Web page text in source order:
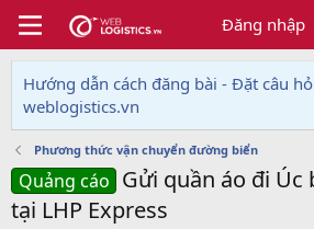
Đăng nhập
Hướng dẫn cách đăng bài - Đặt câu
weblogistics.vn
Phương thức vận chuyển đường biển
Quảng cáo Gửi quần áo đi
tại LHP Express